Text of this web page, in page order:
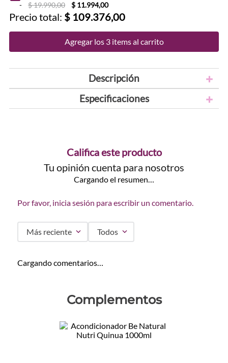
-
$ 19.990,00 $ 11.994,00
Precio total: $ 109.376,00
Agregar los 3 items al carrito
Descripción
Especificaciones
Califica este producto
Tu opinión cuenta para nosotros
Cargando el resumen…
Por favor, inicia sesión para escribir un comentario.
Más reciente Todos
Cargando comentarios…
Complementos